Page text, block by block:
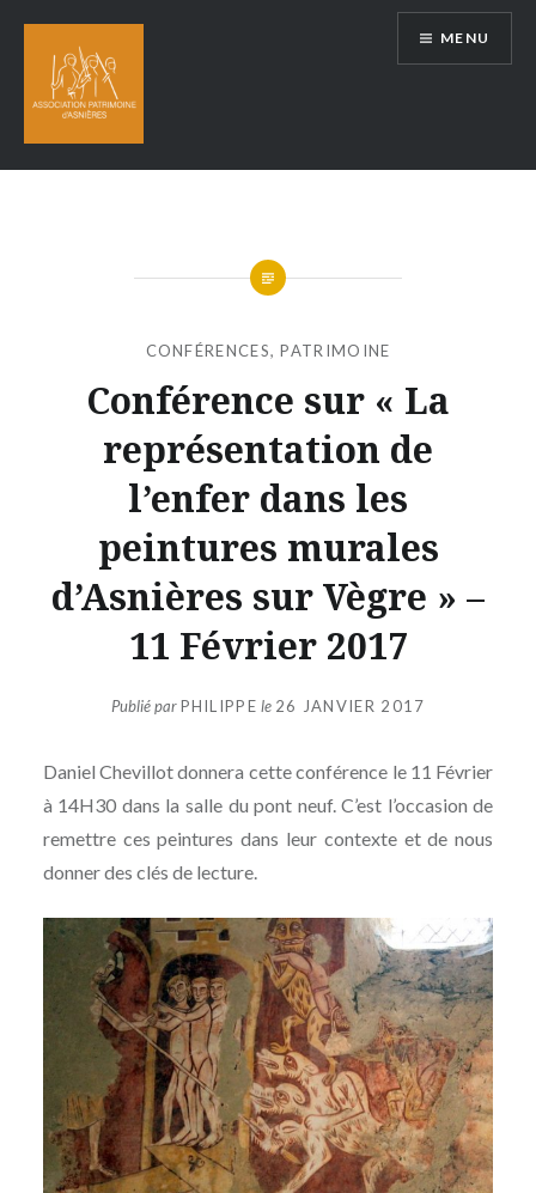
contenu
MENU
CONFÉRENCES,PATRIMOINE
Conférence sur « La
représentation de
l’enfer dans les
peintures murales
d’Asnières sur Vègre » –
11 Février 2017
Publié parPHILIPPE le 26 JANVIER 2017
Daniel Chevillot donnera cette conférence le 11 Février
à 14H30 dans la salle du pont neuf. C’est l’occasion de
remettre ces peintures dans leur contexte et de nous
donner des clés de lecture.